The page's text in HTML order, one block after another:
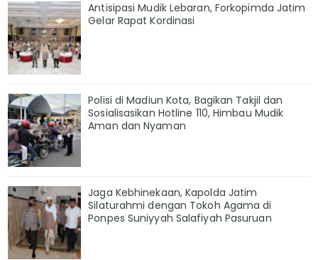
Antisipasi Mudik Lebaran, Forkopimda Jatim
Gelar Rapat Kordinasi
Polisi di Madiun Kota, Bagikan Takjil dan
Sosialisasikan Hotline 110, Himbau Mudik
Aman dan Nyaman
Jaga Kebhinekaan, Kapolda Jatim
Silaturahmi dengan Tokoh Agama di
Ponpes Suniyyah Salafiyah Pasuruan